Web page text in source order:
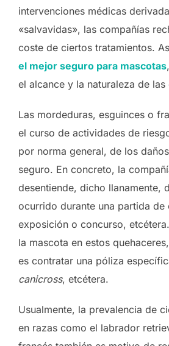
intervenciones médicas
«salvavidas», las compañías
coste de ciertos tratamientos.
el mejor seguro para mascotas
el alcance y la naturaleza de las
Las mordeduras, esguinces o
el curso de actividades de
por norma general, de los
seguro. En concreto, la
desentiende, dicho llanamente,
ocurrido durante una partida de
exposición o concurso,
la mascota en estos
es contratar una póliza
canicross, etcétera.
Usualmente, la prevalencia de
en razas como el labrador